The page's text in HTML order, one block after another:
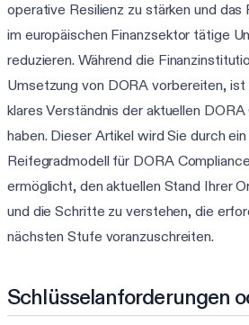
operative Resilienz zu stärken und das
im europäischen Finanzsektor tätige
reduzieren. Während die
Umsetzung von DORA vorbereiten,
klares Verständnis der aktuellen
haben. Dieser Artikel wird Sie durch
Reifegradmodell für DORA
ermöglicht, den aktuellen Stand Ihrer
und die Schritte zu verstehen, die
nächsten Stufe voranzuschreiten.
Schlüsselanforderungen